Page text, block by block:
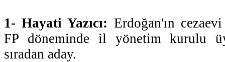
1- Hayati Yazıcı: Erdoğan'ın
FP döneminde il yönetim kurulu
sıradan aday.